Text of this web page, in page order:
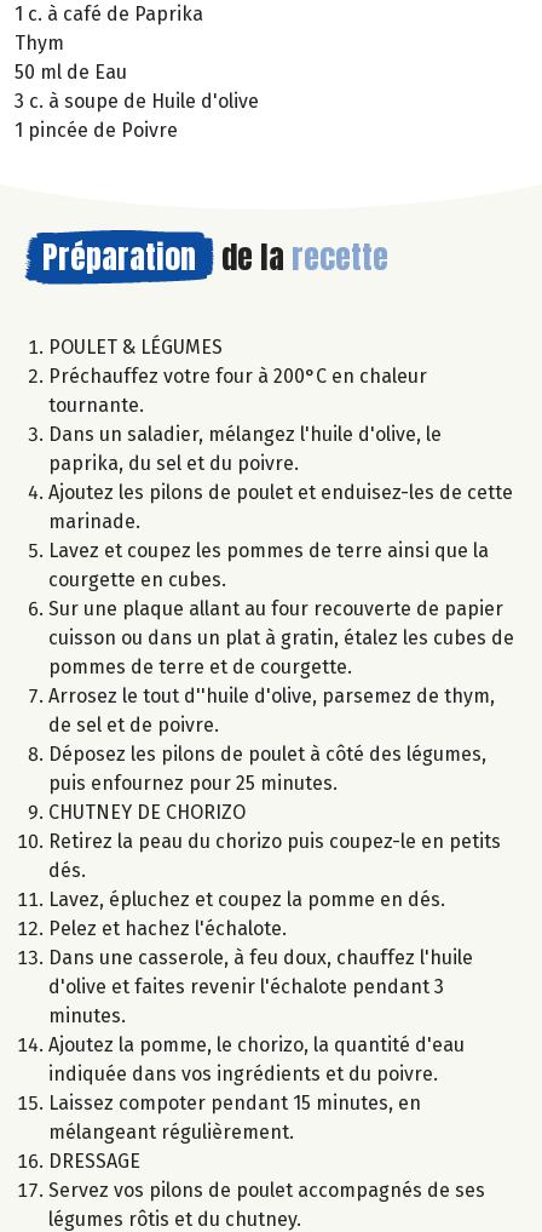
1 c. à café de Paprika
Thym
50 ml de Eau
3 c. à soupe de Huile d'olive
1 pincée de Poivre
Préparation de la recette
POULET & LÉGUMES
Préchauffez votre four à 200°C en chaleur
tournante.
Dans un saladier, mélangez l'huile d'olive, le
paprika, du sel et du poivre.
Ajoutez les pilons de poulet et enduisez-les de cette
marinade.
Lavez et coupez les pommes de terre ainsi que la
courgette en cubes.
Sur une plaque allant au four recouverte de papier
cuisson ou dans un plat à gratin, étalez les cubes de
pommes de terre et de courgette.
Arrosez le tout d''huile d'olive, parsemez de thym,
de sel et de poivre.
Déposez les pilons de poulet à côté des légumes,
puis enfournez pour 25 minutes.
CHUTNEY DE CHORIZO
Retirez la peau du chorizo puis coupez-le en petits
dés.
Lavez, épluchez et coupez la pomme en dés.
Pelez et hachez l'échalote.
Dans une casserole, à feu doux, chauffez l'huile
d'olive et faites revenir l'échalote pendant 3
minutes.
Ajoutez la pomme, le chorizo, la quantité d'eau
indiquée dans vos ingrédients et du poivre.
Laissez compoter pendant 15 minutes, en
mélangeant régulièrement.
DRESSAGE
Servez vos pilons de poulet accompagnés de ses
légumes rôtis et du chutney.